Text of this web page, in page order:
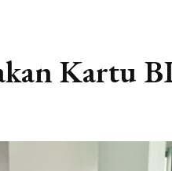
Kartu